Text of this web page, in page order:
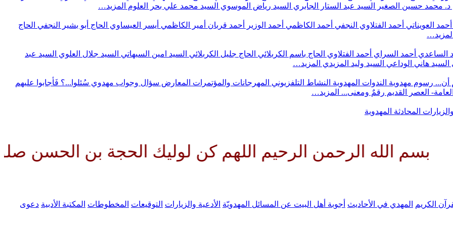
د. محمد حسين الصغير السيد عبد الستار الجابري السيد رياض الموسوي السيد محمد علي بحر العلوم المزيد…
أحمد العويناتي أحمد الفتلاوي النجفي أحمد الكاظمي أحمد الوزير أحمد قربان أمير الكاظمي أيسر العيساوي الحاج أبو بشير النجفي الحاج
الساعدي أحمد السراي أحمد الفتلاوي الحاج باسم الكربلائي الحاج جليل الكربلائي السيد امين السيهاتي السيد جلال العلوي السيد عبد
السيد هاني الوداعي السيد وليد المزيدي المزيد…
أن... رسوم مهدوية الندوات المهدوية النشاط التلفزيوني المهرجانات والمؤتمرات المعارض سؤال وجواب مهدوي سُئلوا...؟ فَأجابوا عليهم
العامة- العصر القديم رقمٌ ومعنى... المزيد…
المحادثة المهدوية
الرحمن الرحيم اللهم كن لوليك الحجة بن الحسن صلواتك
الكريم المهدي في الأحاديث أجوبة أهل البيت عن المسائل المهدويّة الأدعية والزيارات التوقيعات المخطوطات المكتبة الأدبية دعوى